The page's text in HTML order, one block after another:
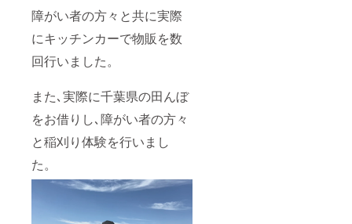
障がい者の方々と共に実際
にキッチンカーで物販を数
回行いました。
また､実際に千葉県の田んぼ
をお借りし､障がい者の方々
と稲刈り体験を行いまし
た。